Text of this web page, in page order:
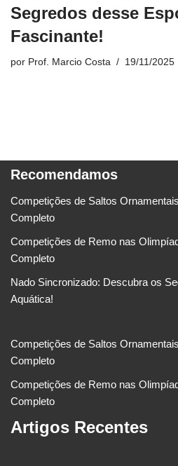
Segredos desse
Fascinante!
por Prof. Marcio Costa 19/11/2025
Recomendamos
Competições de Saltos
Completo
Competições de Remo nas
Completo
Nado Sincronizado: Descubra os
Aquática!
Competições de Saltos
Completo
Competições de Remo nas
Completo
Artigos Recentes